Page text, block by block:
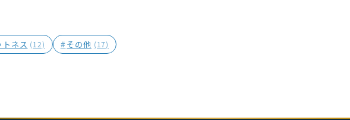
ネス (12) #その他 (17)